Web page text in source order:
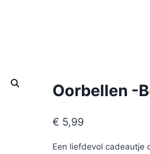
Oorbellen -
€ 5,99
Een liefdevol cadeautje